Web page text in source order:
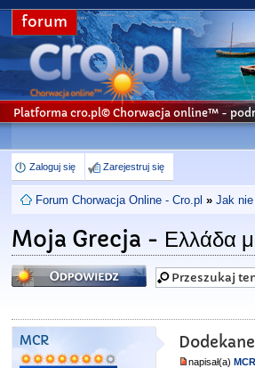
forum
Platforma cro.pl© Chorwacja online™ -
Zaloguj się Zarejestruj się
Forum Chorwacja Online - Cro.pl » Jak
Moja Grecja - Ελλάδα
Odpowiedz
MCR
napisał(a)MCR